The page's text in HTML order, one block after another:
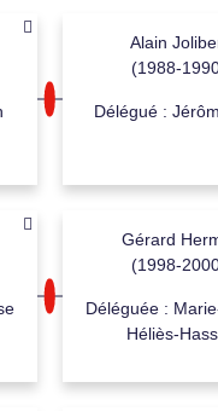
Alain
(1988-
Délégué :
Gérard
(1998-
Déléguée :
Héliès-